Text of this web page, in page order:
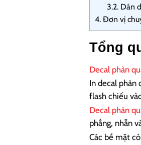
3.2.Dán
4. Đơn vị
Tổng
Decal phản
In decal phản
flash chiếu
Decal phản
phẳng, nhẵn
Các bề mặt